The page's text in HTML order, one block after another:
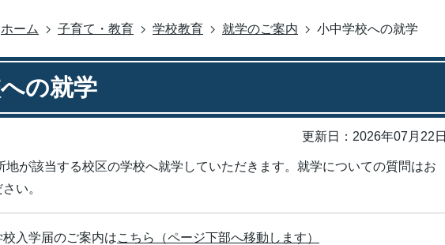
ホーム 子育て・教育 学校教育 就学のご案内 小中学校への就学
の就学
更新日：2026年07月22日
地が該当する校区の学校へ就学していただきます。就学についての質問はお
い。
入学届のご案内はこちら（ページ下部へ移動します）